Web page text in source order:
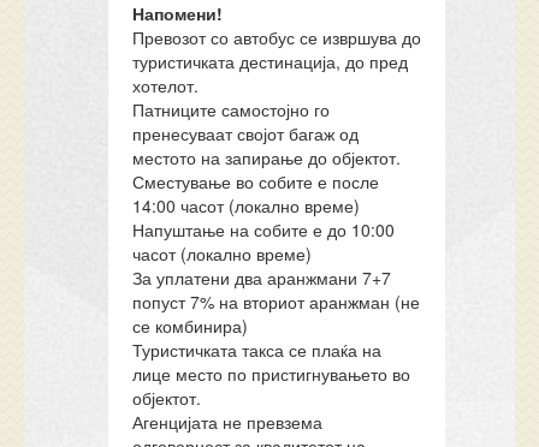
Напомени!
Превозот со автобус се извршува до
туристичката дестинација, до пред
хотелот.
Патниците самостојно го
пренесуваат својот багаж од
местото на запирање до објектот.
Сместување во собите е после
14:00 часот (локално време)
Напуштање на собите е до 10:00
часот (локално време)
За уплатени два аранжмани 7+7
попуст 7% на вториот аранжман (не
се комбинира)
Туристичката такса се плаќа на
лице место по пристигнувањето во
објектот.
Агенцијата не превзема